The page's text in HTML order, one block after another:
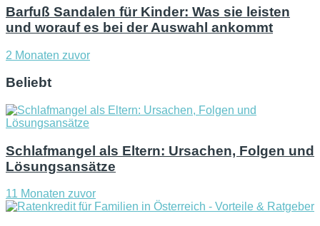
Barfuß Sandalen für Kinder: Was sie leisten
und worauf es bei der Auswahl ankommt
2 Monaten zuvor
Beliebt
Schlafmangel als Eltern: Ursachen, Folgen und
Lösungsansätze
11 Monaten zuvor